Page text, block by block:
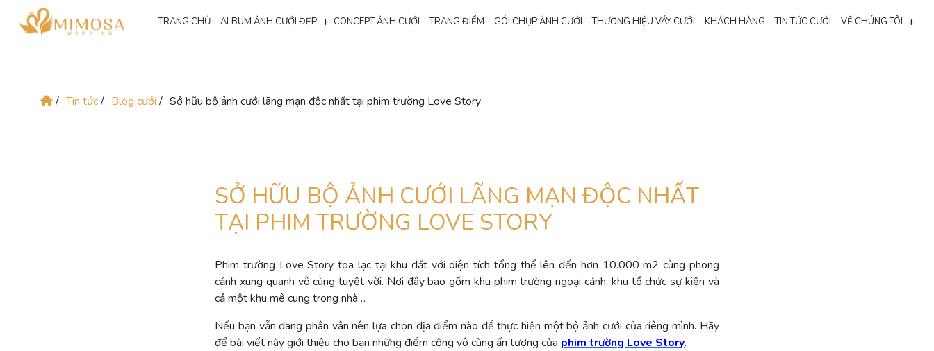
TRANG CHỦ ALBUM ẢNH CƯỚI ĐẸP + CONCEPT ẢNH CƯỚI TRANG ĐIỂM GÓI CHỤP ẢNH CƯỚI THƯƠNG HIỆU VÁY CƯỚI KHÁCH HÀNG TIN TỨC CƯỚI VỀ CHÚNG TÔI +
/ Tin tức/ Blog cưới/ Sở hữu bộ ảnh cưới lãng mạn độc nhất tại phim trường Love Story
SỞ HỮU BỘ ẢNH CƯỚI LÃNG MẠN ĐỘC NHẤT
TẠI PHIM TRƯỜNG LOVE STORY
Phim trường Love Story tọa lạc tại khu đất với diện tích tổng thể lên đến hơn 10.000 m2 cùng phong
cảnh xung quanh vô cùng tuyệt vời. Nơi đây bao gồm khu phim trường ngoại cảnh, khu tổ chức sự kiện và
cả một khu mê cung trong nhà…
Nếu bạn vẫn đang phân vân nên lựa chọn địa điểm nào để thực hiện một bộ ảnh cưới của riêng mình. Hãy
để bài viết này giới thiệu cho bạn những điểm cộng vô cùng ấn tượng của phim trường Love Story.